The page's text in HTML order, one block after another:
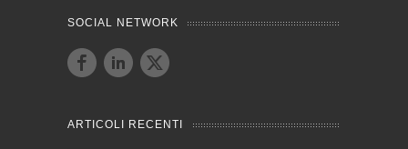
SOCIAL NETWORK
ARTICOLI RECENTI